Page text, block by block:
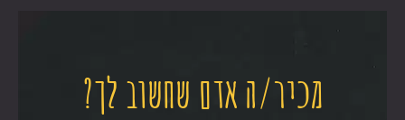
מכיר/ה אדם שחשוב לך?